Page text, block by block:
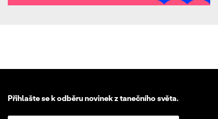
Přihlašte se k odběru novinek z tanečního světa.